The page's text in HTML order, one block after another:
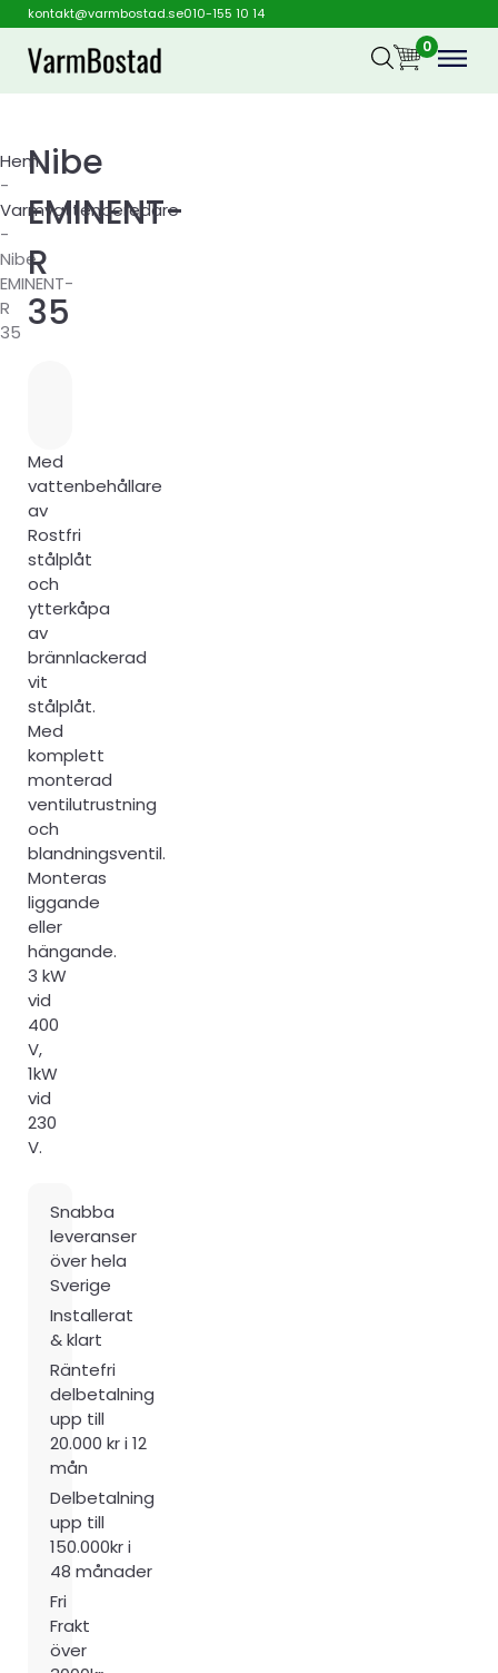
kontakt@varmbostad.se010-155 10 14
0
Hem
-
Varmvattenberedare
-
Nibe
EMINENT-
R
35
Nibe
EMINENT-
R
35
Med
vattenbehållare
av
Rostfri
stålplåt
och
ytterkåpa
av
brännlackerad
vit
stålplåt.
Med
komplett
monterad
ventilutrustning
och
blandningsventil.
Monteras
liggande
eller
hängande.
3 kW
vid
400
V,
1kW
vid
230
V.
Snabba
leveranser
över hela
Sverige
Installerat
& klart
Räntefri
delbetalning
upp till
20.000 kr i 12
mån
Delbetalning
upp till
150.000kr i
48 månader
Fri
Frakt
över